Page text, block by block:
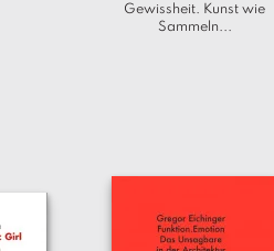
Gewissheit. Kunst wie
Sammeln...